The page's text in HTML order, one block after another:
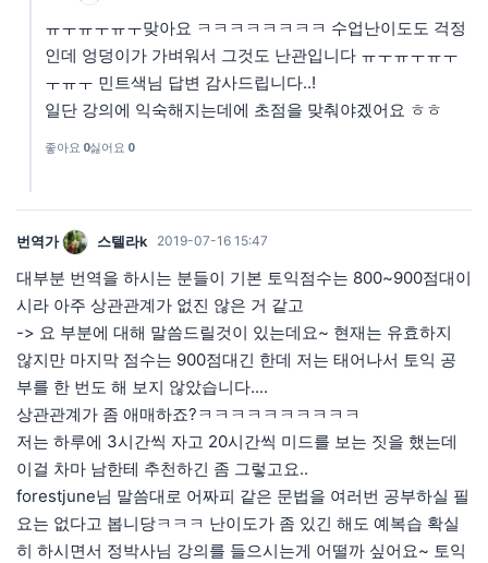
ㅠㅜㅠㅜㅠㅜ맞아요 ㅋㅋㅋㅋㅋㅋㅋㅋ 수업난이도도 걱정
인데 엉덩이가 가벼워서 그것도 난관입니다 ㅠㅜㅠㅜㅠㅜ
ㅜㅠㅜ 민트색님 답변 감사드립니다..!
일단 강의에 익숙해지는데에 초점을 맞춰야겠어요 ㅎㅎ
좋아요 0싫어요 0
번역가 스텔라k 2019-07-16 15:47
대부분 번역을 하시는 분들이 기본 토익점수는 800~900점대이
시라 아주 상관관계가 없진 않은 거 같고
-> 요 부분에 대해 말씀드릴것이 있는데요~ 현재는 유효하지
않지만 마지막 점수는 900점대긴 한데 저는 태어나서 토익 공
부를 한 번도 해 보지 않았습니다....
상관관계가 좀 애매하죠?ㅋㅋㅋㅋㅋㅋㅋㅋㅋㅋ
저는 하루에 3시간씩 자고 20시간씩 미드를 보는 짓을 했는데
이걸 차마 남한테 추천하긴 좀 그렇고요..
forestjune님 말씀대로 어짜피 같은 문법을 여러번 공부하실 필
요는 없다고 봅니당ㅋㅋㅋ 난이도가 좀 있긴 해도 예복습 확실
히 하시면서 정박사님 강의를 들으시는게 어떨까 싶어요~ 토익